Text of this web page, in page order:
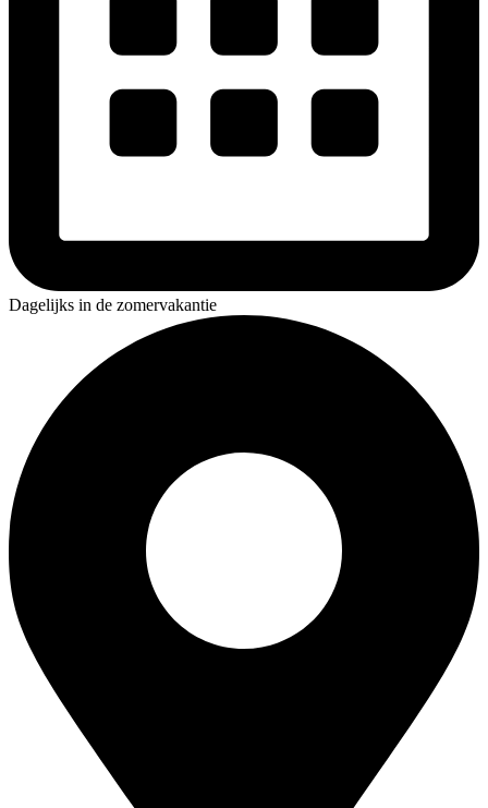
Dagelijks in de zomervakantie